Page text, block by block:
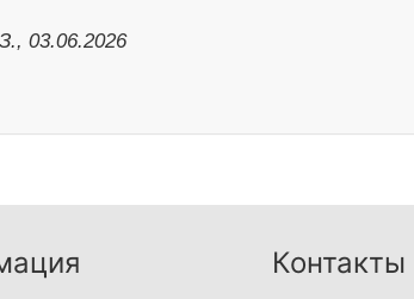
03.06.2026
Контакты